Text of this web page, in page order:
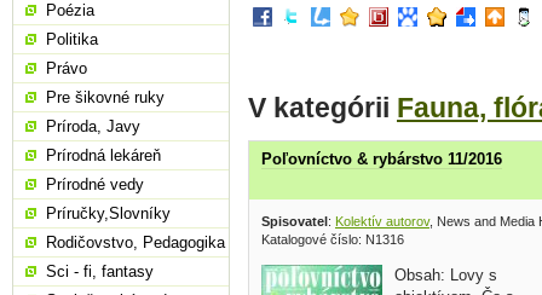
V kategórii Fauna,
Poľovníctvo & rybárstvo 11/2016
Spisovatel: Kolektív autorov, News and Media
Katalogové číslo: N1316
Obsah: Lovy s
Poézia
Politika
Právo
Pre šikovné ruky
Príroda, Javy
Prírodná lekáreň
Prírodné vedy
Príručky,Slovníky
Rodičovstvo, Pedagogika
Sci - fi, fantasy